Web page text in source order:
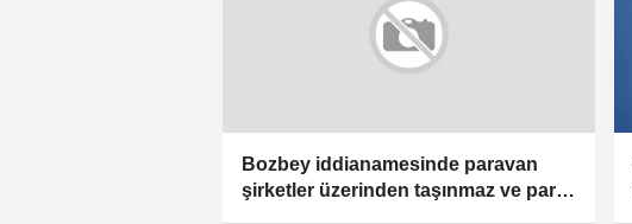
Bozbey iddianamesinde paravan
şirketler üzerinden taşınmaz ve para